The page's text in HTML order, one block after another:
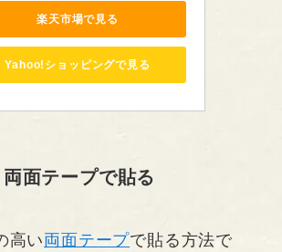
楽天市場で見る
Yahoo!ショッピングで見る
面テープで貼る
高い両面テープで貼る方法で